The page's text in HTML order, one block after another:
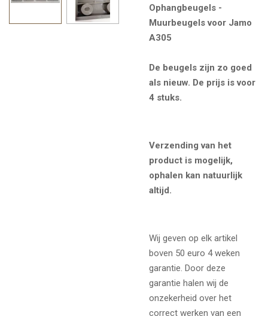
Ophangbeugels -
Muurbeugels voor Jamo
A305
De beugels zijn zo goed
als nieuw. De prijs is voor
4 stuks.
Verzending van het
product is mogelijk,
ophalen kan natuurlijk
altijd.
Wij geven op elk artikel
boven 50 euro 4 weken
garantie. Door deze
garantie halen wij de
onzekerheid over het
correct werken van een